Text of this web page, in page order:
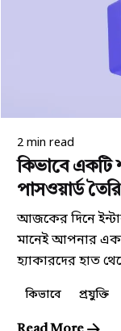
Posted by
2 min read
কিভাবে একটি
পাসওয়ার্ড
আজকের দিনে
মানেই আপনার
হ্যাকারদের হাত
কিভাবে প্রযুক্তি